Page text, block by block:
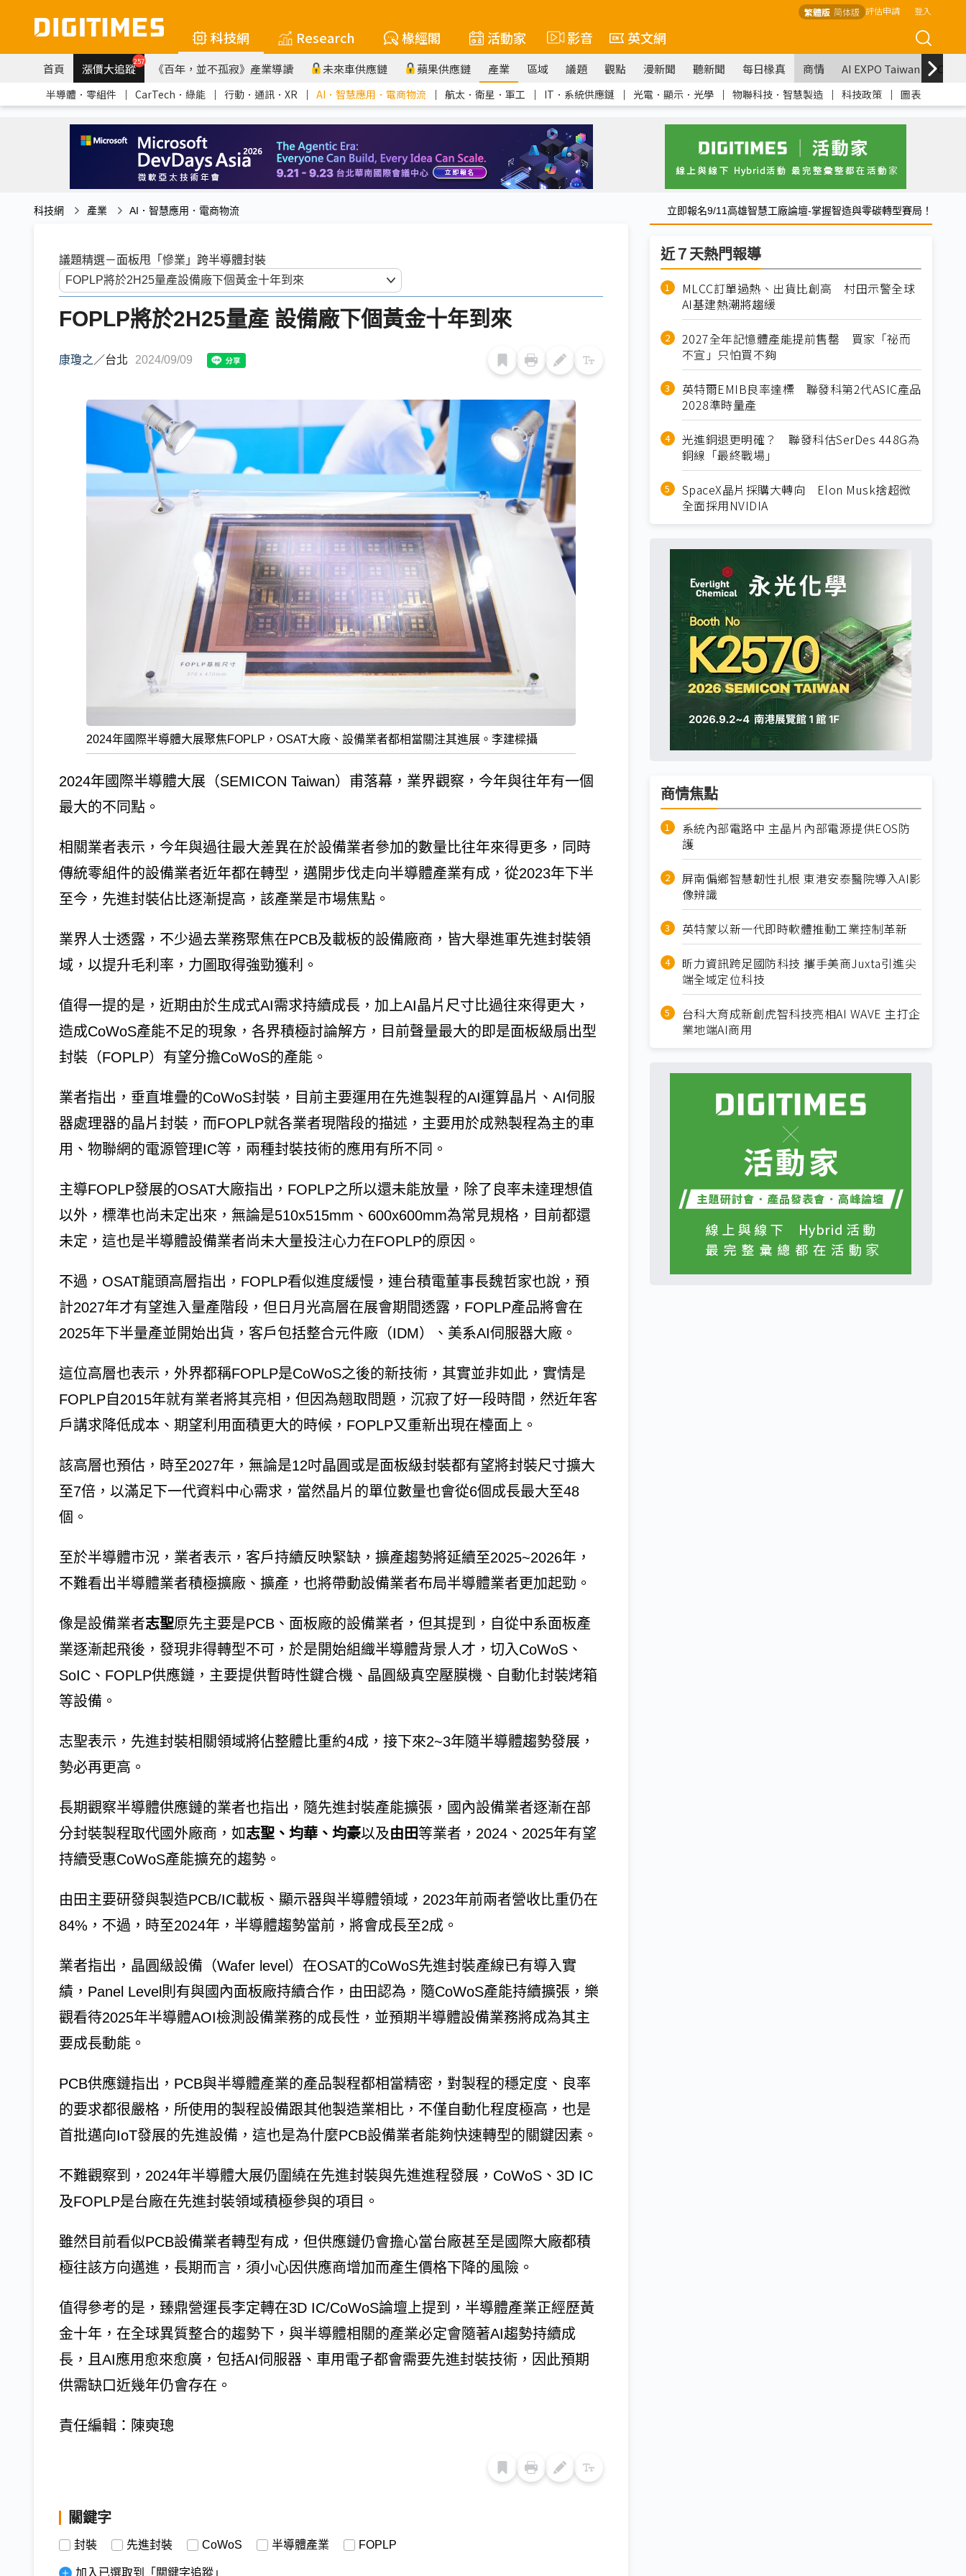
繁體版 简体版 評估申請 登入
科技網 Research 椽經閣 活動家 影音 英文網
首頁 漲價大追蹤257 《百年，並不孤寂》產業導讀 未來車供應鏈 蘋果供應鏈 產業 區域 議題 觀點 漫新聞 聽新聞 每日椽真 商情 AI EXPO Taiwan
半導體．零組件 ｜ CarTech．綠能 ｜ 行動．通訊．XR ｜ AI．智慧應用．電商物流 ｜ 航太．衛星．軍工 ｜ IT．系統供應鏈 ｜ 光電．顯示．光學 ｜ 物聯科技．智慧製造 ｜ 科技政策 ｜ 圖表
科技網 產業 AI．智慧應用．電商物流 立即報名9/11高雄智慧工廠論壇-掌握智造與零碳轉型賽局！
議題精選－面板甩「慘業」跨半導體封裝
FOPLP將於2H25量產 設備廠下個黃金十年到來
康瓊之 ／台北 2024/09/09
2024年國際半導體大展聚焦FOPLP，OSAT大廠、設備業者都相當關注其進展。李建樑攝
2024年國際半導體大展（SEMICON Taiwan）甫落幕，業界觀察，今年與往年有一個
最大的不同點。
相關業者表示，今年與過往最大差異在於設備業者參加的數量比往年來得更多，同時
傳統零組件的設備業者近年都在轉型，邁開步伐走向半導體產業有成，從2023年下半
至今，先進封裝佔比逐漸提高，該產業是市場焦點。
業界人士透露，不少過去業務聚焦在PCB及載板的設備廠商，皆大舉進軍先進封裝領
域，以提升毛利率，力圖取得強勁獲利。
值得一提的是，近期由於生成式AI需求持續成長，加上AI晶片尺寸比過往來得更大，
造成CoWoS產能不足的現象，各界積極討論解方，目前聲量最大的即是面板級扇出型
封裝（FOPLP）有望分擔CoWoS的產能。
業者指出，垂直堆疊的CoWoS封裝，目前主要運用在先進製程的AI運算晶片、AI伺服
器處理器的晶片封裝，而FOPLP就各業者現階段的描述，主要用於成熟製程為主的車
用、物聯網的電源管理IC等，兩種封裝技術的應用有所不同。
主導FOPLP發展的OSAT大廠指出，FOPLP之所以還未能放量，除了良率未達理想值
以外，標準也尚未定出來，無論是510x515mm、600x600mm為常見規格，目前都還
未定，這也是半導體設備業者尚未大量投注心力在FOPLP的原因。
不過，OSAT龍頭高層指出，FOPLP看似進度緩慢，連台積電董事長魏哲家也說，預
計2027年才有望進入量產階段，但日月光高層在展會期間透露，FOPLP產品將會在
2025年下半量產並開始出貨，客戶包括整合元件廠（IDM）、美系AI伺服器大廠。
這位高層也表示，外界都稱FOPLP是CoWoS之後的新技術，其實並非如此，實情是
FOPLP自2015年就有業者將其亮相，但因為翹取問題，沉寂了好一段時間，然近年客
戶講求降低成本、期望利用面積更大的時候，FOPLP又重新出現在檯面上。
該高層也預估，時至2027年，無論是12吋晶圓或是面板級封裝都有望將封裝尺寸擴大
至7倍，以滿足下一代資料中心需求，當然晶片的單位數量也會從6個成長最大至48
個。
至於半導體市況，業者表示，客戶持續反映緊缺，擴產趨勢將延續至2025~2026年，
不難看出半導體業者積極擴廠、擴產，也將帶動設備業者布局半導體業者更加起勁。
像是設備業者志聖原先主要是PCB、面板廠的設備業者，但其提到，自從中系面板產
業逐漸起飛後，發現非得轉型不可，於是開始組織半導體背景人才，切入CoWoS、
SoIC、FOPLP供應鏈，主要提供暫時性鍵合機、晶圓級真空壓膜機、自動化封裝烤箱
等設備。
志聖表示，先進封裝相關領域將佔整體比重約4成，接下來2~3年隨半導體趨勢發展，
勢必再更高。
長期觀察半導體供應鏈的業者也指出，隨先進封裝產能擴張，國內設備業者逐漸在部
分封裝製程取代國外廠商，如志聖、均華、均豪以及由田等業者，2024、2025年有望
持續受惠CoWoS產能擴充的趨勢。
由田主要研發與製造PCB/IC載板、顯示器與半導體領域，2023年前兩者營收比重仍在
84%，不過，時至2024年，半導體趨勢當前，將會成長至2成。
業者指出，晶圓級設備（Wafer level）在OSAT的CoWoS先進封裝產線已有導入實
績，Panel Level則有與國內面板廠持續合作，由田認為，隨CoWoS產能持續擴張，樂
觀看待2025年半導體AOI檢測設備業務的成長性，並預期半導體設備業務將成為其主
要成長動能。
PCB供應鏈指出，PCB與半導體產業的產品製程都相當精密，對製程的穩定度、良率
的要求都很嚴格，所使用的製程設備跟其他製造業相比，不僅自動化程度極高，也是
首批邁向IoT發展的先進設備，這也是為什麼PCB設備業者能夠快速轉型的關鍵因素。
不難觀察到，2024年半導體大展仍圍繞在先進封裝與先進進程發展，CoWoS、3D IC
及FOPLP是台廠在先進封裝領域積極參與的項目。
雖然目前看似PCB設備業者轉型有成，但供應鏈仍會擔心當台廠甚至是國際大廠都積
極往該方向邁進，長期而言，須小心因供應商增加而產生價格下降的風險。
值得參考的是，臻鼎營運長李定轉在3D IC/CoWoS論壇上提到，半導體產業正經歷黃
金十年，在全球異質整合的趨勢下，與半導體相關的產業必定會隨著AI趨勢持續成
長，且AI應用愈來愈廣，包括AI伺服器、車用電子都會需要先進封裝技術，因此預期
供需缺口近幾年仍會存在。
責任編輯：陳奭璁
關鍵字
封裝 先進封裝 CoWoS 半導體產業 FOPLP
加入已選取到「關鍵字追蹤」
近７天熱門報導
MLCC訂單過熱、出貨比創高 村田示警全球
AI基建熱潮將趨緩
2027全年記憶體產能提前售罄 買家「祕而
不宣」只怕買不夠
英特爾EMIB良率達標 聯發科第2代ASIC產品
2028準時量產
光進銅退更明確？ 聯發科估SerDes 448G為
銅線「最終戰場」
SpaceX晶片採購大轉向 Elon Musk捨超微
全面採用NVIDIA
商情焦點
系統內部電路中 主晶片內部電源提供EOS防
護
屏南偏鄉智慧韌性扎根 東港安泰醫院導入AI影
像辨識
英特蒙以新一代即時軟體推動工業控制革新
昕力資訊跨足國防科技 攜手美商Juxta引進尖
端全域定位科技
台科大育成新創虎智科技亮相AI WAVE 主打企
業地端AI商用